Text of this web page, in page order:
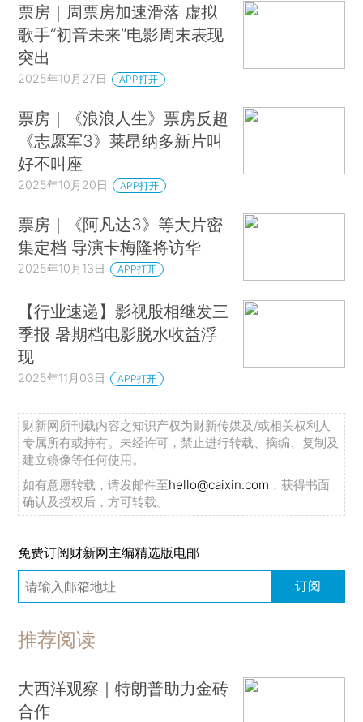
票房｜周票房加速滑落 虚拟
歌手“初音未来”电影周末表现
突出
2025年10月27日 APP打开
票房｜《浪浪人生》票房反超
《志愿军3》莱昂纳多新片叫
好不叫座
2025年10月20日 APP打开
票房｜《阿凡达3》等大片密
集定档 导演卡梅隆将访华
2025年10月13日 APP打开
【行业速递】影视股相继发三
季报 暑期档电影脱水收益浮
现
2025年11月03日 APP打开
财新网所刊载内容之知识产权为财新传媒及/或相关权利人
专属所有或持有。未经许可，禁止进行转载、摘编、复制及
建立镜像等任何使用。
如有意愿转载，请发邮件至hello@caixin.com ，获得书面
确认及授权后，方可转载。
免费订阅财新网主编精选版电邮
订阅
推荐阅读
大西洋观察｜特朗普助力金砖
合作